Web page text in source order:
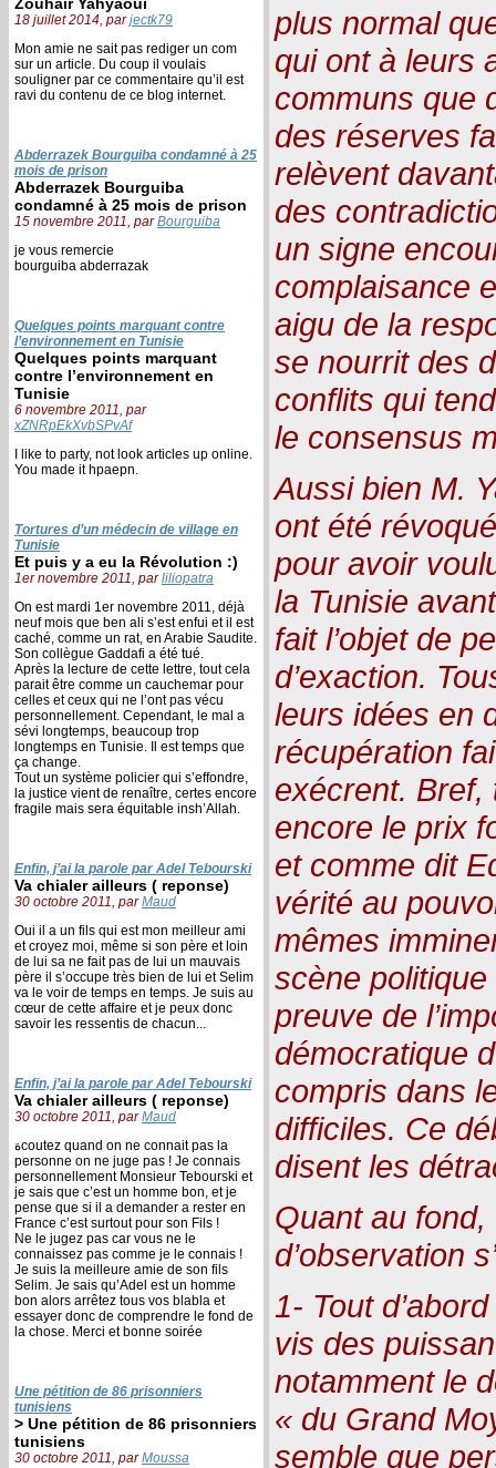
18 juillet 2014, parjectk79
Mon amie ne sait pas rediger un com
sur un article. Du coup il voulais
souligner par ce commentaire qu’il est
ravi du contenu de ce blog internet.
Abderrazek Bourguiba condamné à 25
mois de prison
Abderrazek Bourguiba
condamné à 25 mois de prison
15 novembre 2011, parBourguiba
je vous remercie
bourguiba abderrazak
Quelques points marquant contre
l’environnement en Tunisie
Quelques points marquant
contre l’environnement en
Tunisie
6 novembre 2011, par
xZNRpEkXvbSPvAf
I like to party, not look articles up online.
You made it hpaepn.
Tortures d’un médecin de village en
Tunisie
Et puis y a eu la Révolution :)
1er novembre 2011, parliliopatra
On est mardi 1er novembre 2011, déjà
neuf mois que ben ali s’est enfui et il est
caché, comme un rat, en Arabie Saudite.
Son collègue Gaddafi a été tué.
Après la lecture de cette lettre, tout cela
parait être comme un cauchemar pour
celles et ceux qui ne l’ont pas vécu
personnellement. Cependant, le mal a
sévi longtemps, beaucoup trop
longtemps en Tunisie. Il est temps que
ça change.
Tout un système policier qui s’effondre,
la justice vient de renaître, certes encore
fragile mais sera équitable insh’Allah.
Enfin, j’ai la parole par Adel Tebourski
Va chialer ailleurs ( reponse)
30 octobre 2011, parMaud
Oui il a un fils qui est mon meilleur ami
et croyez moi, même si son père et loin
de lui sa ne fait pas de lui un mauvais
père il s’occupe très bien de lui et Selim
va le voir de temps en temps. Je suis au
cœur de cette affaire et je peux donc
savoir les ressentis de chacun...
Enfin, j’ai la parole par Adel Tebourski
Va chialer ailleurs ( reponse)
30 octobre 2011, parMaud
ةcoutez quand on ne connait pas la
personne on ne juge pas ! Je connais
personnellement Monsieur Tebourski et
je sais que c’est un homme bon, et je
pense que si il a demander a rester en
France c’est surtout pour son Fils !
Ne le jugez pas car vous ne le
connaissez pas comme je le connais !
Je suis la meilleure amie de son fils
Selim. Je sais qu’Adel est un homme
bon alors arrêtez tous vos blabla et
essayer donc de comprendre le fond de
la chose. Merci et bonne soirée
Une pétition de 86 prisonniers
tunisiens
> Une pétition de 86 prisonniers
tunisiens
30 octobre 2011, parMoussa
plus normal
qui ont à leurs
communs que
des réserves
relèvent
des
un signe
complaisance
aigu de la
se nourrit des
conflits qui
le consensus
Aussi bien M.
ont été
pour avoir
la Tunisie
fait l’objet de
d’exaction.
leurs idées en
récupération
exécrent. Bref,
encore le prix
et comme dit
vérité au
mêmes
scène
preuve de
démocratique
compris dans
difficiles. Ce
disent les
Quant au
d’observation
1- Tout
vis des
notamment le
« du Grand
semble que